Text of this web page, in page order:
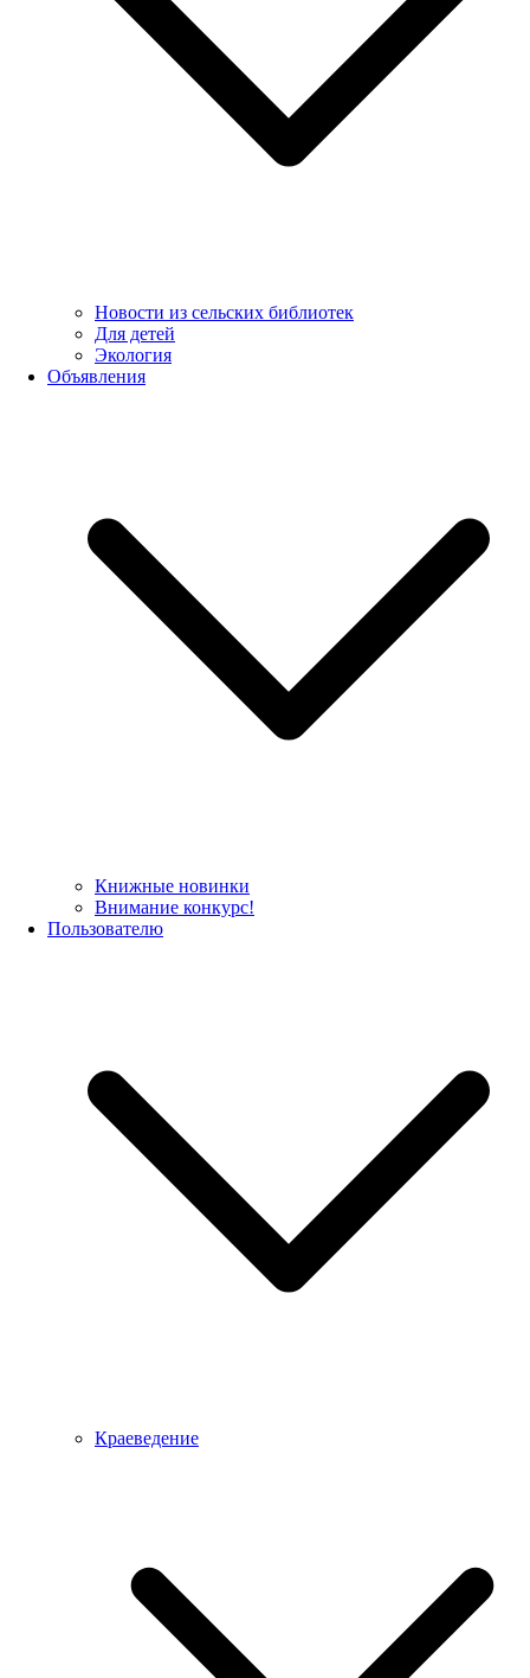
Новости из сельских библиотек
Для детей
Экология
Объявления
Книжные новинки
Внимание конкурс!
Пользователю
Краеведение